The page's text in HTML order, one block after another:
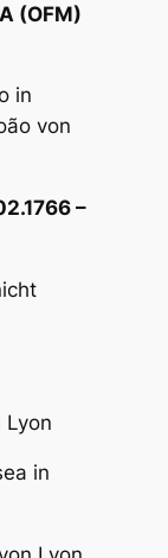
(OFM)
in
von
–
Lyon
in